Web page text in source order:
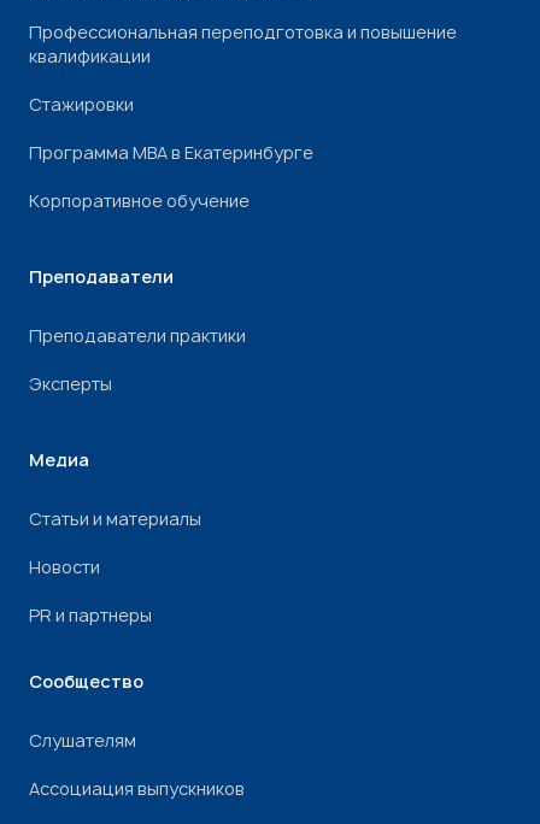
Профессиональная переподготовка и повышение
квалификации
Стажировки
Программа МВА в Екатеринбурге
Корпоративное обучение
Преподаватели
Преподаватели практики
Эксперты
Медиа
Статьи и материалы
Новости
PR и партнеры
Сообщество
Слушателям
Ассоциация выпускников